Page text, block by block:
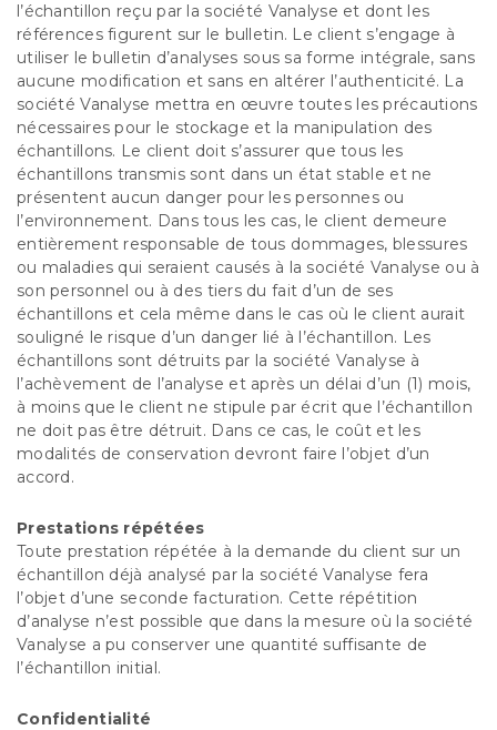
l’échantillon reçu par la société Vanalyse et dont les
références figurent sur le bulletin. Le client s’engage à
utiliser le bulletin d’analyses sous sa forme intégrale, sans
aucune modification et sans en altérer l’authenticité. La
société Vanalyse mettra en œuvre toutes les précautions
nécessaires pour le stockage et la manipulation des
échantillons. Le client doit s’assurer que tous les
échantillons transmis sont dans un état stable et ne
présentent aucun danger pour les personnes ou
l’environnement. Dans tous les cas, le client demeure
entièrement responsable de tous dommages, blessures
ou maladies qui seraient causés à la société Vanalyse ou à
son personnel ou à des tiers du fait d’un de ses
échantillons et cela même dans le cas où le client aurait
souligné le risque d’un danger lié à l’échantillon. Les
échantillons sont détruits par la société Vanalyse à
l’achèvement de l’analyse et après un délai d’un (1) mois,
à moins que le client ne stipule par écrit que l’échantillon
ne doit pas être détruit. Dans ce cas, le coût et les
modalités de conservation devront faire l’objet d’un
accord.
Prestations répétées
Toute prestation répétée à la demande du client sur un
échantillon déjà analysé par la société Vanalyse fera
l’objet d’une seconde facturation. Cette répétition
d’analyse n’est possible que dans la mesure où la société
Vanalyse a pu conserver une quantité suffisante de
l’échantillon initial.
Confidentialité